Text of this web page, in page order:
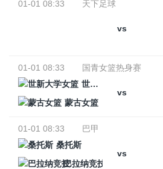
01-01 08:33 天下足球
vs
01-01 08:33
国青女篮热身赛
世新大学女篮
vs
蒙古女篮
01-01 08:33
巴甲
桑托斯
vs
巴拉纳竞技